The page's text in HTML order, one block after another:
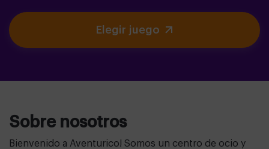
Elegir juego
Sobre nosotros
Bienvenido a Aventurico! Somos un centro de ocio y